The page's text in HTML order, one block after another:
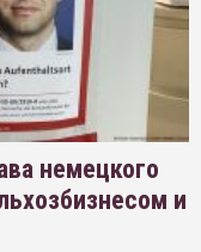
немецкого
и